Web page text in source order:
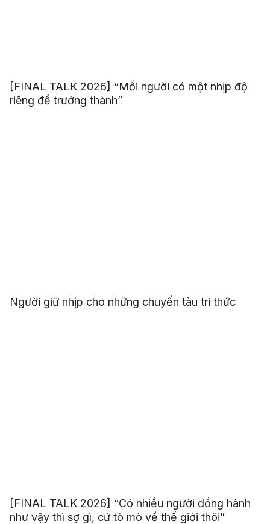
[FINAL TALK 2026] “Mỗi người có một nhịp độ
riêng để trưởng thành”
Người giữ nhịp cho những chuyến tàu tri thức
[FINAL TALK 2026] “Có nhiều người đồng hành
như vậy thì sợ gì, cứ tò mò về thế giới thôi”